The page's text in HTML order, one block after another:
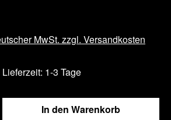
MwSt. zzgl. Versandkosten
1-3 Tage
Gib den gewünschten
In den Warenkorb